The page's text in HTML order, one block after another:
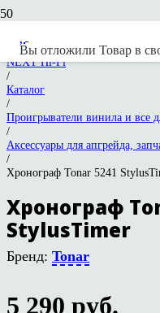
Вы отложили Товар в
NEXT Hi-Fi
/
Каталог
/
Проигрыватели винила и все
/
Аксессуары для апгрейда,
/
Хронограф Tonar 5241
Хронограф
StylusTimer
Бренд: Tonar
5 290 руб.